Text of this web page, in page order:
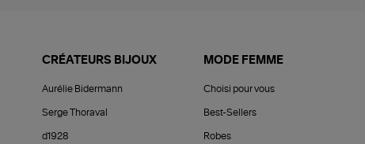
CRÉATEURS BIJOUX
Aurélie Bidermann
Serge Thoraval
d1928
MODE FEMME
Choisi pour vous
Best-Sellers
Robes